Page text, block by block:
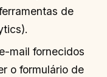
de
mail fornecidos
o formulário de